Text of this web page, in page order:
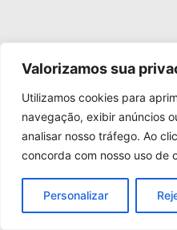
Valorizamos sua
Utilizamos cookies para
navegação, exibir anúncios
analisar nosso tráfego. Ao
concorda com nosso uso de
Personalizar